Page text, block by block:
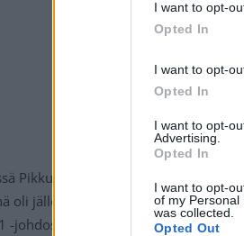
I want to opt-
Opted In
I want to opt-
Opted In
I want to opt-
Advertising.
Opted In
I want to opt-
of my Personal
was collected.
Opted Out
Pikkuleijonat siirtyi ottelussa
oli jälleen Kemell, jolle osuma oli jo
-johdossa.